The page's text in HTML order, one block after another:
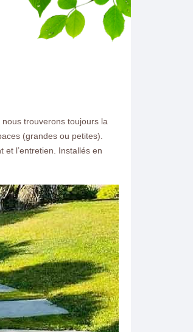
trouverons toujours la
(grandes ou petites).
l’entretien. Installés en